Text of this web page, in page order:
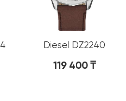
Diesel DZ2240
119 400₸